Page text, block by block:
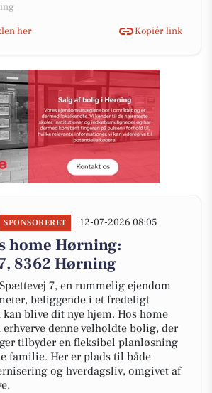
her
Kopiér link
SPONSORERET 12-07-2026 08:05
home Hørning:
8362 Hørning
7, en rummelig ejendom
beliggende i et fredeligt
blive dit nye hjem. Hos home
denne velholdte bolig, der
tilbyder en fleksibel planløsning
familie. Her er plads til både
og hverdagsliv, omgivet af